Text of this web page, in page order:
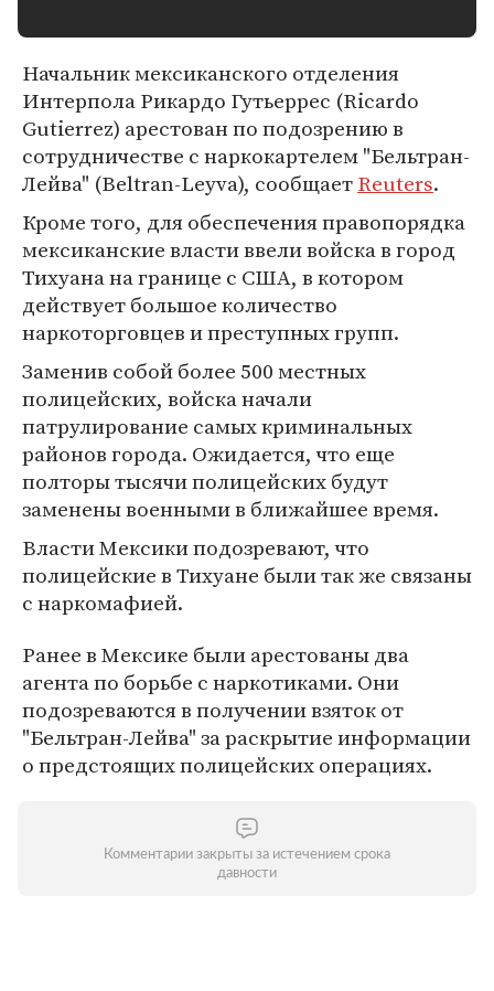
Начальник мексиканского отделения
Интерпола Рикардо Гутьеррес (Ricardo
Gutierrez) арестован по подозрению в
сотрудничестве с наркокартелем "Бельтран-
Лейва" (Beltran-Leyva), сообщаетReuters.
Кроме того, для обеспечения правопорядка
мексиканские власти ввели войска в город
Тихуана на границе с США, в котором
действует большое количество
наркоторговцев и преступных групп.
Заменив собой более 500 местных
полицейских, войска начали
патрулирование самых криминальных
районов города. Ожидается, что еще
полторы тысячи полицейских будут
заменены военными в ближайшее время.
Власти Мексики подозревают, что
полицейские в Тихуане были так же связаны
с наркомафией.
Ранее в Мексике были арестованы два
агента по борьбе с наркотиками. Они
подозреваются в получении взяток от
"Бельтран-Лейва" за раскрытие информации
о предстоящих полицейских операциях.
Комментарии закрыты за истечением срока
давности